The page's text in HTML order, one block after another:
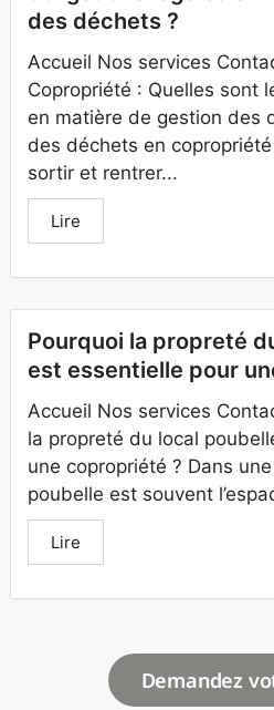
des déchets ?
Accueil Nos services
Copropriété : Quelles sont
en matière de gestion des
des déchets en
sortir et rentrer...
Lire
Pourquoi la propreté
est essentielle pour
Accueil Nos services
la propreté du local
une copropriété ? Dans
poubelle est souvent
Lire
Demandez